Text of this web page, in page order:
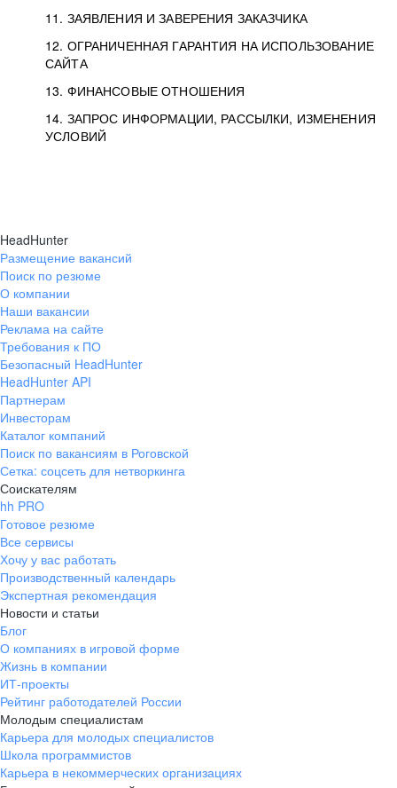
11. ЗАЯВЛЕНИЯ И ЗАВЕРЕНИЯ ЗАКАЗЧИКА
12. ОГРАНИЧЕННАЯ ГАРАНТИЯ НА ИСПОЛЬЗОВАНИЕ
САЙТА
13. ФИНАНСОВЫЕ ОТНОШЕНИЯ
14. ЗАПРОС ИНФОРМАЦИИ, РАССЫЛКИ, ИЗМЕНЕНИЯ
УСЛОВИЙ
HeadHunter
Размещение вакансий
Поиск по резюме
О компании
Наши вакансии
Реклама на сайте
Требования к ПО
Безопасный HeadHunter
HeadHunter API
Партнерам
Инвесторам
Каталог компаний
Поиск по вакансиям в Роговской
Сетка: соцсеть для нетворкинга
Соискателям
hh PRO
Готовое резюме
Все сервисы
Хочу у вас работать
Производственный календарь
Экспертная рекомендация
Новости и статьи
Блог
О компаниях в игровой форме
Жизнь в компании
ИТ-проекты
Рейтинг работодателей России
Молодым специалистам
Карьера для молодых специалистов
Школа программистов
Карьера в некоммерческих организациях